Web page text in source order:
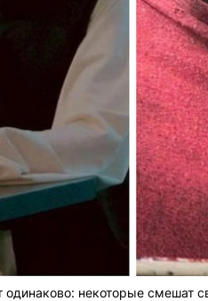
некоторые смешат